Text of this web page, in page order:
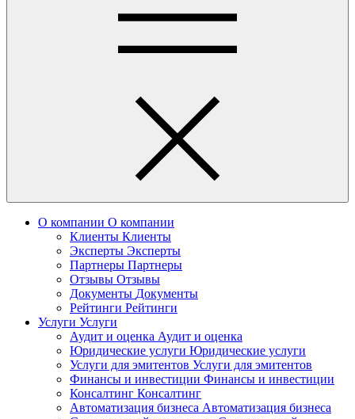
О компании О компании
Клиенты Клиенты
Эксперты Эксперты
Партнеры Партнеры
Отзывы Отзывы
Документы Документы
Рейтинги Рейтинги
Услуги Услуги
Аудит и оценка Аудит и оценка
Юридические услуги Юридические услуги
Услуги для эмитентов Услуги для эмитентов
Финансы и инвестиции Финансы и инвестиции
Консалтинг Консалтинг
Автоматизация бизнеса Автоматизация бизнеса